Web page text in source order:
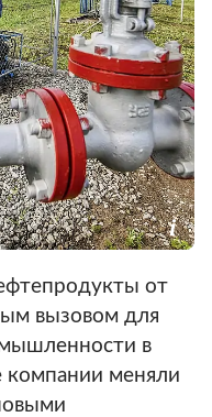
от
вызовом для
в
компании меняли